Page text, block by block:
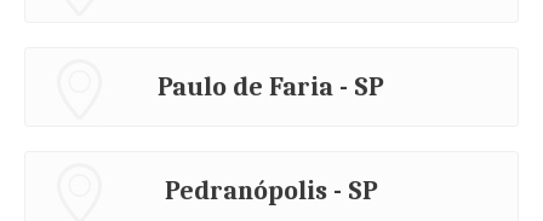
Paulo de Faria - SP
Pedranópolis - SP